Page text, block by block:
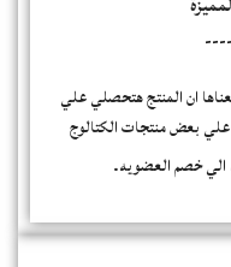
1+1 هديه وده معناها ان المنتج هتحصلي علي
بعض منتجات الكتالوج